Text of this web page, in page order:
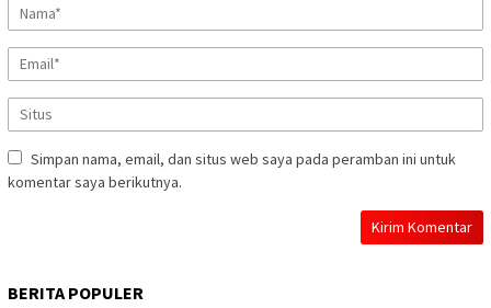
Simpan nama, email, dan situs web saya pada peramban ini untuk
komentar saya berikutnya.
BERITA POPULER